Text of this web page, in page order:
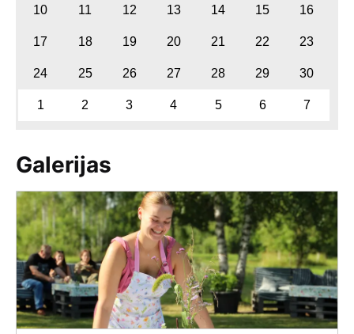
10 11 12 13 14 15 16
17 18 19 20 21 22 23
24 25 26 27 28 29 30
1 2 3 4 5 6 7
Galerijas